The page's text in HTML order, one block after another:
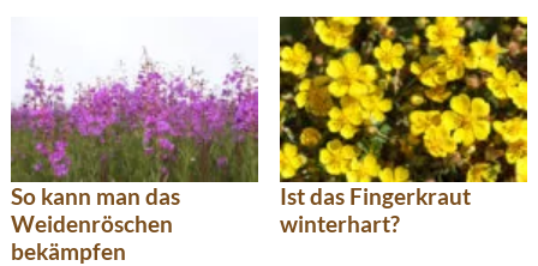
So kann man das
Weidenröschen
bekämpfen
Ist das Fingerkraut
winterhart?